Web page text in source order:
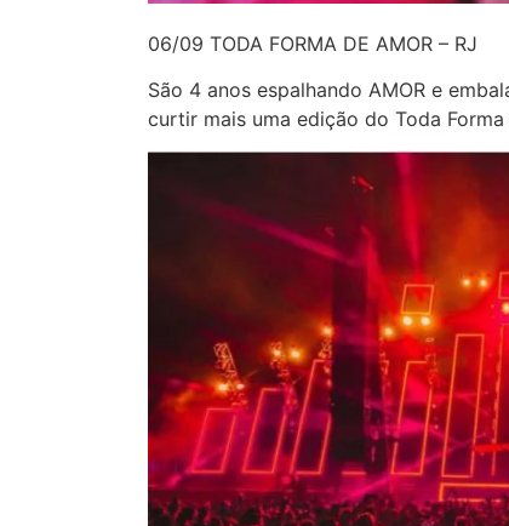
06/09 TODA FORMA DE AMOR – RJ
São 4 anos espalhando AMOR e
curtir mais uma edição do Toda Forma